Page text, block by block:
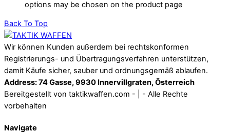
options may be chosen on the product page
Back To Top
Wir können Kunden außerdem bei rechtskonformen
Registrierungs- und Übertragungsverfahren unterstützen,
damit Käufe sicher, sauber und ordnungsgemäß ablaufen.
Address: 74 Gasse, 9930 Innervillgraten, Österreich
Bereitgestellt von taktikwaffen.com - | - Alle Rechte
vorbehalten
Navigate